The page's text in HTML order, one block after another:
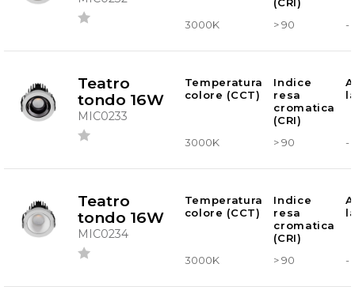
3000K > 90 -
Teatro
tondo 16W
MIC0233
Temperatura
colore (CCT)
Indice
resa
cromatica
(CRI)
3000K > 90 -
Teatro
tondo 16W
MIC0234
Temperatura
colore (CCT)
Indice
resa
cromatica
(CRI)
3000K > 90 -